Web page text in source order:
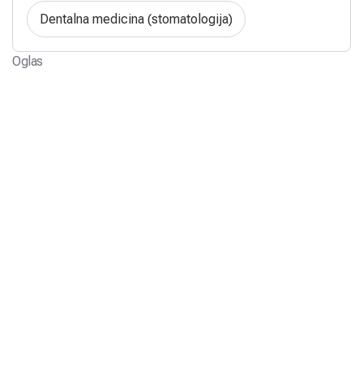
Dentalna medicina (stomatologija)
Oglas